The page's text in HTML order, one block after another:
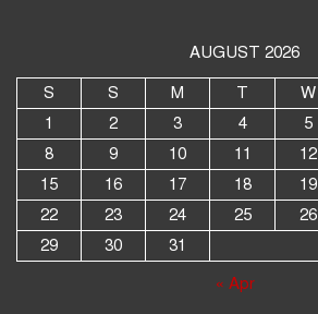
AUGUST 2026
S S M T W
1
2 3 4 5
8
9 10 11 12
15
16 17 18 19
22
23 24 25 26
29
30
31
« Apr